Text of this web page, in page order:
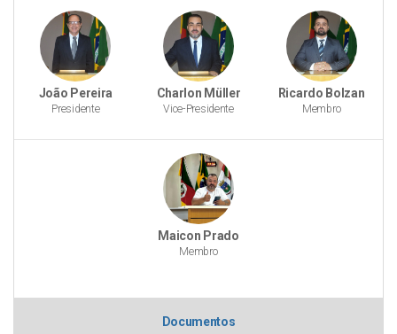
João Pereira
Presidente
Charlon Müller
Vice-Presidente
Ricardo Bolzan
Membro
Maicon Prado
Membro
Documentos